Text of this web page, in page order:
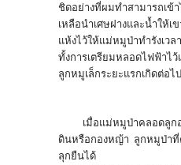
ชิดอย่างที่ผมทำสามารถเข้
เหลือนำเศษฝางและน้ำให้เ
แห้งไว้ให้แม่หมูป่าทำรังเว
ทั้งการเตรียมหลอดไฟฟ้าไ
ลูกหมูเล็กระยะแรกเกิ
เมื่อแม่หมูป่าคลอดลูกอ
ดินหรือกองหญ้า ลูกหมูป่าที่
ลุกยืนได้